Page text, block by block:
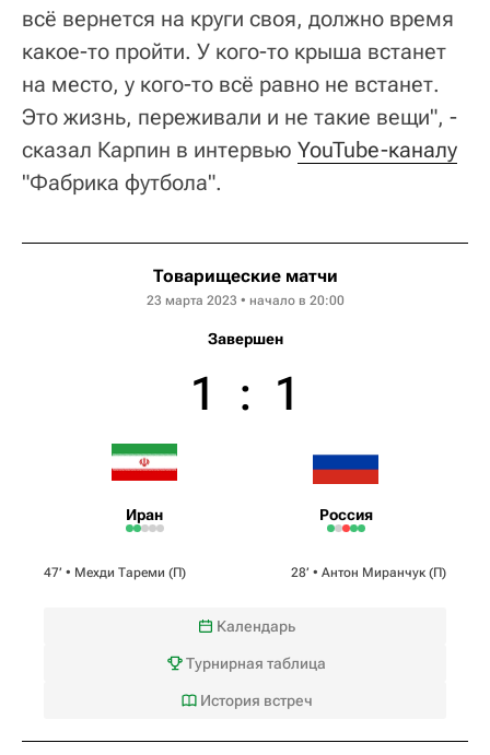
всё вернется на круги своя, должно время
какое-то пройти. У кого-то крыша встанет
на место, у кого-то всё равно не встанет.
Это жизнь, переживали и не такие вещи", -
сказал Карпин в интервью YouTube-каналу
"Фабрика футбола".
Товарищеские матчи
23 марта 2023 • начало в 20:00
Завершен
Иран
1 : 1
Россия
47‎’‎ • Мехди Тареми (П) 28‎’‎ • Антон Миранчук (П)
Календарь
Турнирная таблица
История встреч